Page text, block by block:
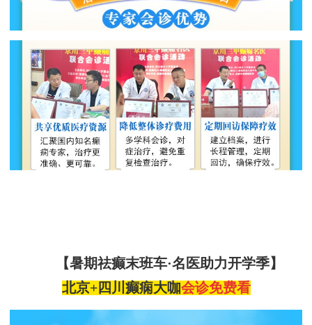
【暑期祛癫末班车·名医助力开学季】
北京+四川 癫痫大咖会诊免费看